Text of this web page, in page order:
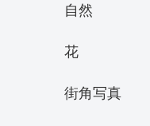
自然
花
街角写真